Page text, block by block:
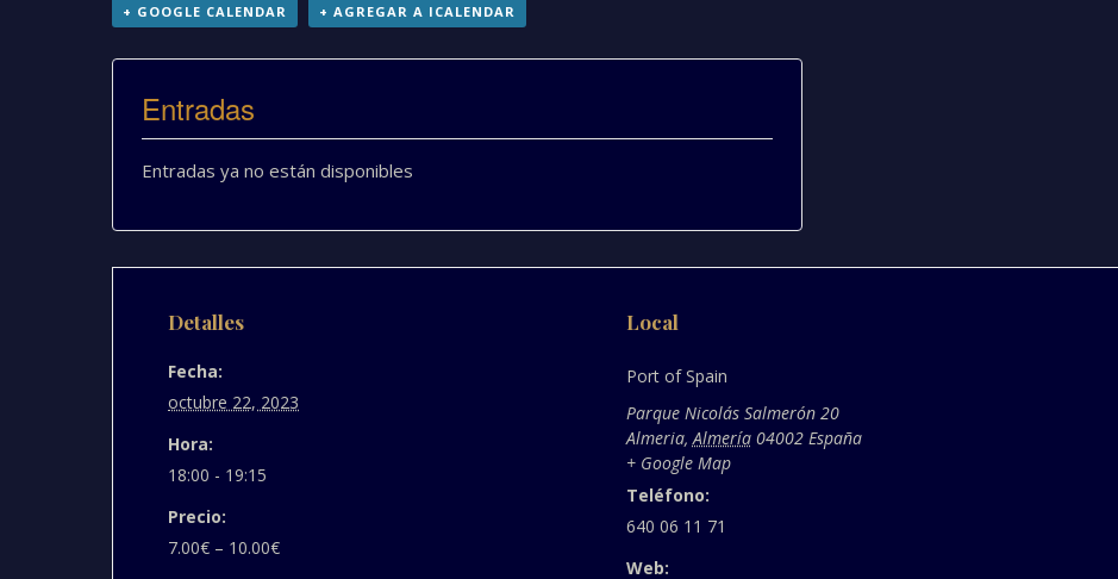
+ GOOGLE CALENDAR + AGREGAR A ICALENDAR
Entradas
Entradas ya no están disponibles
Detalles
Fecha:
octubre 22, 2023
Hora:
18:00 - 19:15
Precio:
7.00€ – 10.00€
Local
Port of Spain
Parque Nicolás Salmerón 20
Almeria, Almería 04002 España
+ Google Map
Teléfono:
640 06 11 71
Web: